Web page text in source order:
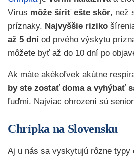
Vírus môže šíriť ešte skôr, než
príznaky. Najvyššie riziko
až 5 dní od prvého výskytu
môžete byť až do 10 dní po
Ak máte akékoľvek akútne
by ste zostať doma a vyhýbať
ľuďmi. Najviac ohrození sú
Chrípka na Slovensku
Aj u nás sa vyskytujú rôzne typy